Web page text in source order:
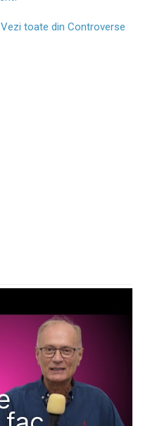
Vezi toate din Controverse